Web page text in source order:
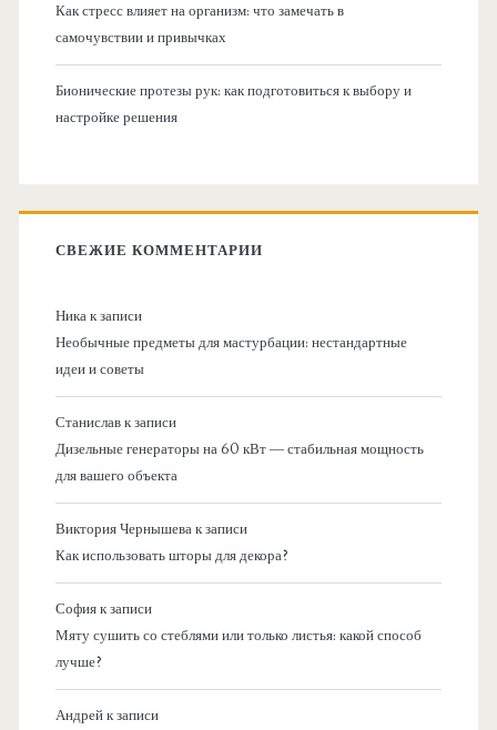
Как стресс влияет на организм: что замечать в
самочувствии и привычках
Бионические протезы рук: как подготовиться к выбору и
настройке решения
СВЕЖИЕ КОММЕНТАРИИ
Никак записи
Необычные предметы для мастурбации: нестандартные
идеи и советы
Станиславк записи
Дизельные генераторы на 60 кВт — стабильная мощность
для вашего объекта
Виктория Чернышевак записи
Как использовать шторы для декора?
Софияк записи
Мяту сушить со стеблями или только листья: какой способ
лучше?
Андрейк записи